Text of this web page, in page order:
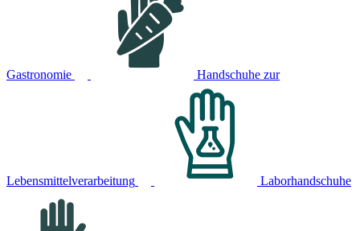
Gastronomie Handschuhe zur
Lebensmittelverarbeitung Laborhandschuhe